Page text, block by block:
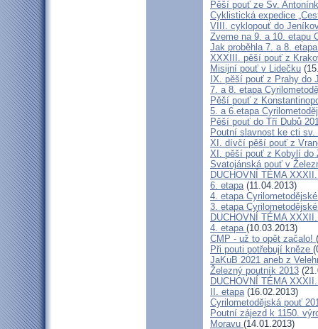
Pěší pouť ze Sv.
Cyklistická expedice
VIII. cyklopouť do
Zveme na 9. a 10. etapu
Jak proběhla 7. a 8.
XXXIII. pěší pouť z
Misijní pouť v Lidečku
IX. pěší pouť z Prahy do
7. a 8. etapa
Pěší pouť z
5. a 6.etapa
Pěší pouť do Tří Dubů
Poutní slavnost ke cti sv.
XI. dívčí pěší pouť z
XI. pěší pouť z Kobylí do
Svatojánská pouť v
DUCHOVNÍ TÉMA
6. etapa(11.04.2013)
4. etapa
3. etapa
DUCHOVNÍ TÉMA
4. etapa (10.03.2013)
CMP - už to opět začalo!
Při pouti potřebují kněze
JaKuB 2021 aneb z
Železný poutník 2013
DUCHOVNÍ TÉMA
II. etapa(16.02.2013)
Cyrilometodějská pouť
Poutní zájezd k 1150.
Moravu (14.01.2013)